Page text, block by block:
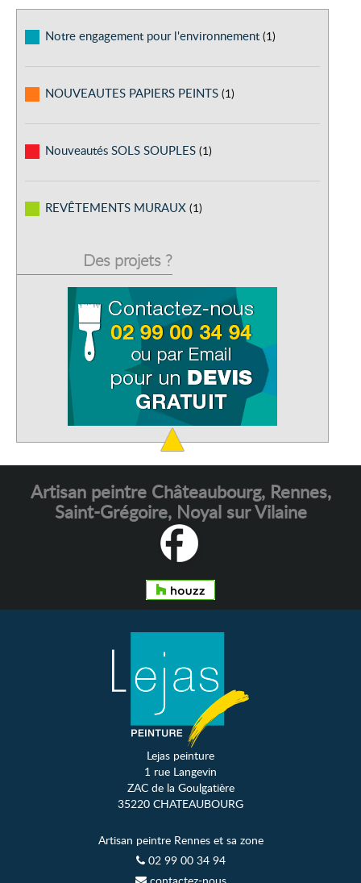
Notre engagement pour l'environnement (1)
NOUVEAUTES PAPIERS PEINTS (1)
Nouveautés SOLS SOUPLES (1)
REVÊTEMENTS MURAUX (1)
Des projets ?
Artisan peintre Châteaubourg, Rennes,
Saint-Grégoire, Noyal sur Vilaine
Lejas peinture
1 rue Langevin
ZAC de la Goulgatière
35220 CHATEAUBOURG
Artisan peintre Rennes et sa zone
02 99 00 34 94